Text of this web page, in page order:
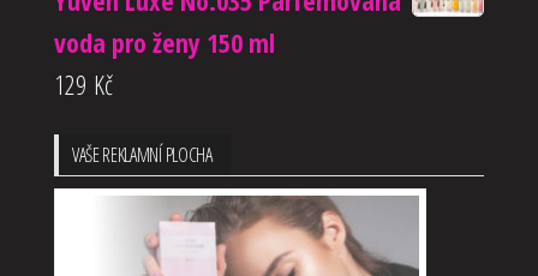
voda pro ženy 150 ml
129 Kč
VAŠE REKLAMNÍ PLOCHA